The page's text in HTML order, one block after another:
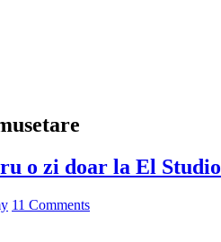
o zi doar la El Studio
11 Comments